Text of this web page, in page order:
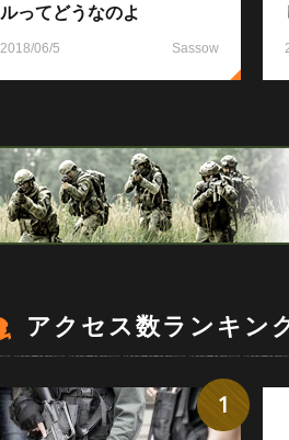
ルってどうなのよ
2018/06/5 Sassow
アクセス数ランキン
1